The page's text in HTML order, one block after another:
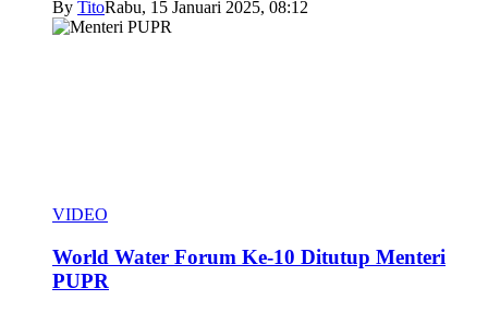
By TitoRabu, 15 Januari 2025, 08:12
VIDEO
World Water Forum Ke-10 Ditutup Menteri
PUPR